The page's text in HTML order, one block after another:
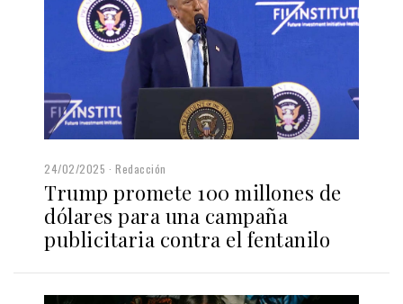
24/02/2025 Redacción
Trump promete 100 millones de
dólares para una campaña
publicitaria contra el fentanilo